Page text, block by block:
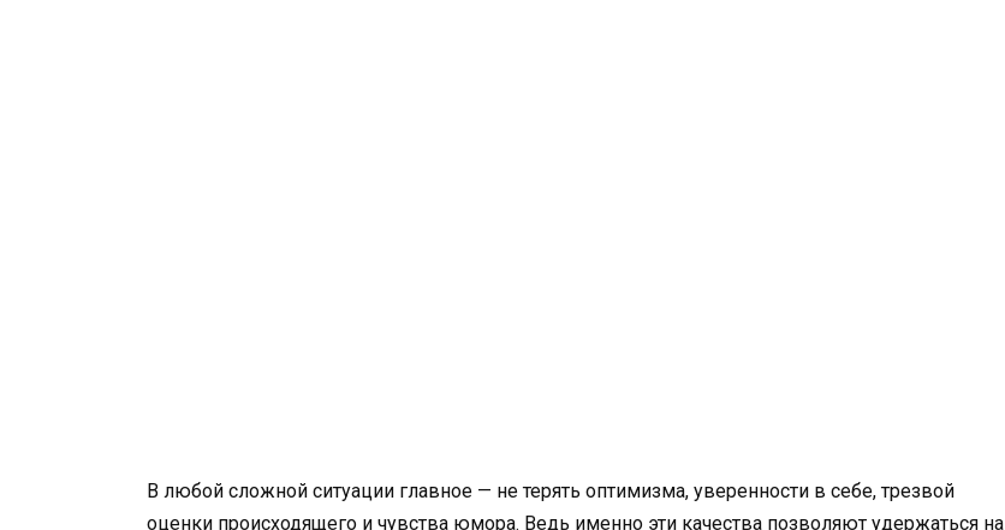
В любой сложной ситуации главное — не терять оптимизма, уверенности в себе, трезвой
оценки происходящего и чувства юмора. Ведь именно эти качества позволяют удержаться на